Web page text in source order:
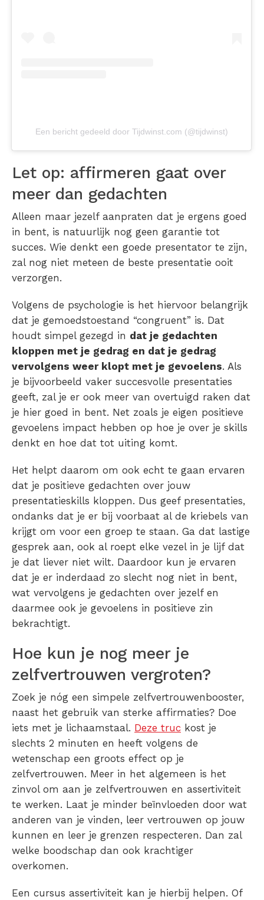
Een bericht gedeeld door Tijdwinst.com (@tijdwinst)
Let op: affirmeren gaat over
meer dan gedachten
Alleen maar jezelf aanpraten dat je ergens goed
in bent, is natuurlijk nog geen garantie tot
succes. Wie denkt een goede presentator te zijn,
zal nog niet meteen de beste presentatie ooit
verzorgen.
Volgens de psychologie is het hiervoor belangrijk
dat je gemoedstoestand “congruent” is. Dat
houdt simpel gezegd in dat je gedachten
kloppen met je gedrag en dat je gedrag
vervolgens weer klopt met je gevoelens. Als
je bijvoorbeeld vaker succesvolle presentaties
geeft, zal je er ook meer van overtuigd raken dat
je hier goed in bent. Net zoals je eigen positieve
gevoelens impact hebben op hoe je over je skills
denkt en hoe dat tot uiting komt.
Het helpt daarom om ook echt te gaan ervaren
dat je positieve gedachten over jouw
presentatieskills kloppen. Dus geef presentaties,
ondanks dat je er bij voorbaat al de kriebels van
krijgt om voor een groep te staan. Ga dat lastige
gesprek aan, ook al roept elke vezel in je lijf dat
je dat liever niet wilt. Daardoor kun je ervaren
dat je er inderdaad zo slecht nog niet in bent,
wat vervolgens je gedachten over jezelf en
daarmee ook je gevoelens in positieve zin
bekrachtigt.
Hoe kun je nog meer je
zelfvertrouwen vergroten?
Zoek je nóg een simpele zelfvertrouwenbooster,
naast het gebruik van sterke affirmaties? Doe
iets met je lichaamstaal. Deze truc kost je
slechts 2 minuten en heeft volgens de
wetenschap een groots effect op je
zelfvertrouwen. Meer in het algemeen is het
zinvol om aan je zelfvertrouwen en assertiviteit
te werken. Laat je minder beïnvloeden door wat
anderen van je vinden, leer vertrouwen op jouw
kunnen en leer je grenzen respecteren. Dan zal
welke boodschap dan ook krachtiger
overkomen.
Een cursus assertiviteit kan je hierbij helpen. Of